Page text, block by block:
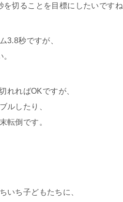
切ることを目標にしたいですね
3.8秒ですが、
れればOKですが、
ルしたり、
転倒です。
いち子どもたちに、